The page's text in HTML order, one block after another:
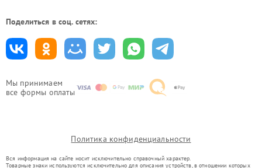
Мы принимаем
все формы оплаты
Поделиться в соц. сетях:
Политика конфиденциальности
Вся информация на сайте носит исключительно справочный характер.
Товарные знаки используются исключительно для описания устройств, в отношении которых